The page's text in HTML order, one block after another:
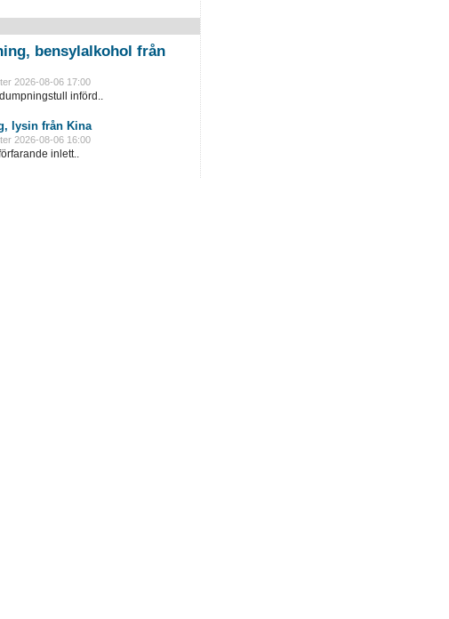
bensylalkohol från
2026-08-06 17:00
införd..
lysin från Kina
2026-08-06 16:00
inlett..